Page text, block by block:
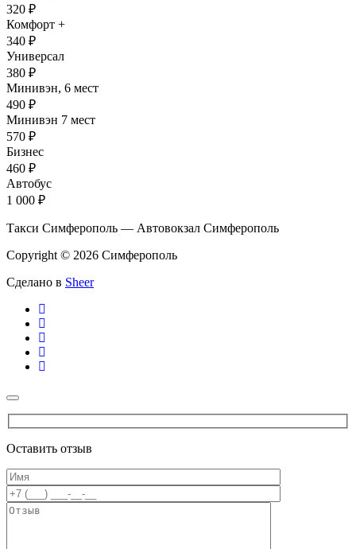
320 ₽
Комфорт +
340 ₽
Универсал
380 ₽
Минивэн, 6 мест
490 ₽
Минивэн 7 мест
570 ₽
Бизнес
460 ₽
Автобус
1 000 ₽
Такси Симферополь — Автовокзал Симферополь
Copyright © 2026 Симферополь
Сделано в Sheer
Оставить отзыв